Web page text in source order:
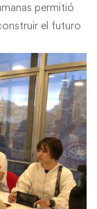
permitió
el futuro